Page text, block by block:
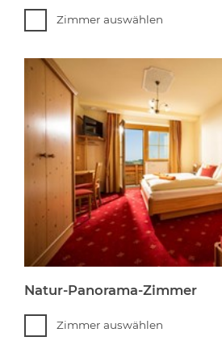
Zimmer auswählen
Natur-Panorama-Zimmer
Zimmer auswählen